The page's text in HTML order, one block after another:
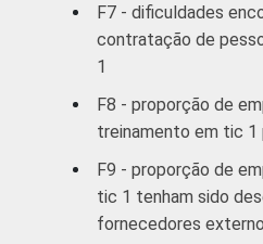
Capacidade para o
ferramentas de
(usuário básico) ou
(usuários avançados).
2Base: 521 empresas
tentaram contratar
F7 - dificuldades
contratação de
1
F8 - proporção de
treinamento em tic 1
F9 - proporção de
tic 1 tenham sido
fornecedores